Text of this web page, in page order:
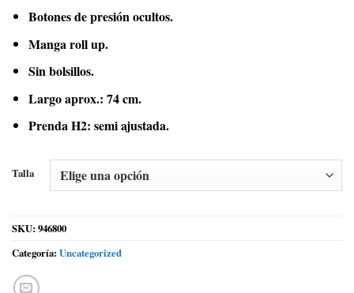
Botones de presión ocultos.
Manga roll up.
Sin bolsillos.
Largo aprox.: 74 cm.
Prenda H2: semi ajustada.
Talla
SKU: 946800
Categoría: Uncategorized